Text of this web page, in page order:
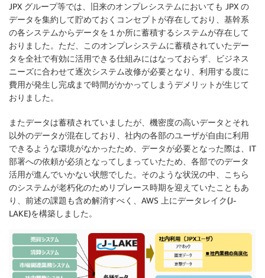
JPX グループ等では、旧来のオンプレシステムにおいても JPX の
データを集約して貯めておくコンセプトが存在しており、基幹系
の各システムからデータを１か所に蓄積するシステムが存在して
おりました。ただ、このオンプレシステムに蓄積されていたデー
タを全社で有効に活用できる仕組みにはなっておらず、ビジネス
ニーズに合わせて逐次システム改修が必要となり、利用する度に
費用が発生し完成まで時間がかかってしまうデメリットが生じて
おりました。
またデータは蓄積されていましたが、機密度の高いデータとそれ
以外のデータが混在しており、社内の各部のユーザが自由に利用
できるような環境がなかったため、データが必要となった際は、IT
部署への依頼が必須となってしまっていたため、各部でのデータ
活用が進んでいかない状態でした。そのような状況の中、こちら
のシステムが老朽化のためリプレース時期を迎えていたこともあ
り、前述の課題も含め解消すべく、AWS 上にデータレイク(J-
LAKE)を構築しました。